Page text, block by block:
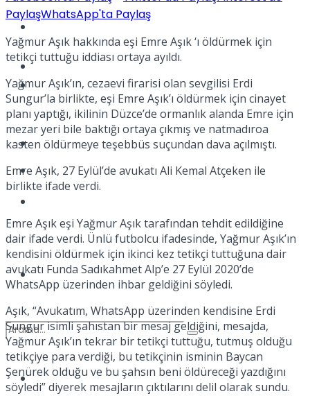
TV
Kadınca
Dünya
Türkiye
Sinema
Tatil
Spor
No Result
PaylaşWhatsApp'ta Paylaş
Yağmur Aşık hakkında eşi Emre Aşık ‘ı öldürmek için
tetikçi tuttuğu iddiası ortaya ayıldı.
Yağmur Aşık’ın, cezaevi firarisi olan sevgilisi Erdi
Sungur’la birlikte, eşi Emre Aşık’ı öldürmek için cinayet
planı yaptığı, ikilinin Düzce’de ormanlık alanda Emre için
mezar yeri bile baktığı ortaya çıkmış ve natmadıroa
kasten öldürmeye teşebbüs suçundan dava açılmıştı.
Emre Aşık, 27 Eylül’de avukatı Ali Kemal Atçeken ile
birlikte ifade verdi.
Emre Aşık eşi Yağmur Aşık tarafından tehdit edildiğine
dair ifade verdi. Ünlü futbolcu ifadesinde, Yağmur Aşık’ın
kendisini öldürmek için ikinci kez tetikçi tuttuğuna dair
avukatı Funda Sadıkahmet Alp’e 27 Eylül 2020’de
WhatsApp üzerinden ihbar geldiğini söyledi.
Aşık, “Avukatım, WhatsApp üzerinden kendisine Erdi
Sungur isimli şahıstan bir mesaj geldiğini, mesajda,
Yağmur Aşık’ın tekrar bir tetikçi tuttuğu, tutmuş olduğu
tetikçiye para verdiği, bu tetikçinin isminin Baycan
Şenürek olduğu ve bu şahsın beni öldüreceği yazdığını
söyledi” diyerek mesajların çıktılarını delil olarak sundu.